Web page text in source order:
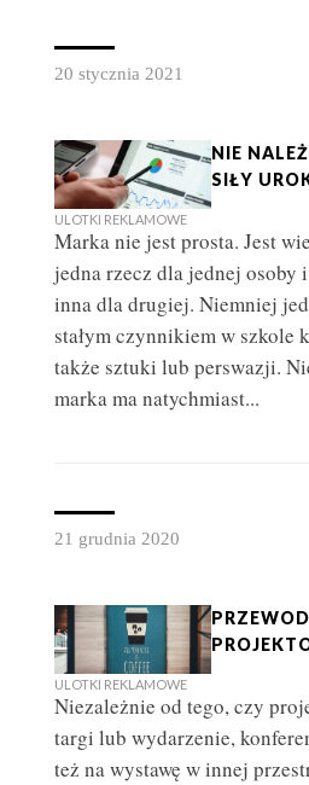
20 stycznia 2021
NIE
SIŁY
ULOTKI REKLAMOWE
Marka nie jest prosta. Jest
jedna rzecz dla jednej osoby
inna dla drugiej. Niemniej
stałym czynnikiem w szkole
także sztuki lub perswazji.
marka ma natychmiast...
21 grudnia 2020
ULOTKI REKLAMOWE
Niezależnie od tego, czy
targi lub wydarzenie,
też na wystawę w innej